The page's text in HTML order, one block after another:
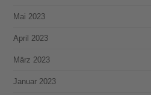
Mai 2023
April 2023
März 2023
Januar 2023